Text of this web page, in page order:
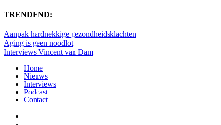
TRENDEND:
Aanpak hardnekkige gezondheidsklachten
Aging is geen noodlot
Interviews Vincent van Dam
Home
Nieuws
Interviews
Podcast
Contact